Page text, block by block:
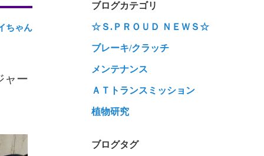
ちゃん
ャー
ブログカテゴリ
☆Ｓ.ＰＲＯＵＤ ＮＥＷＳ☆
ブレーキ/クラッチ
メンテナンス
ＡＴトランスミッション
植物研究
ブログタグ